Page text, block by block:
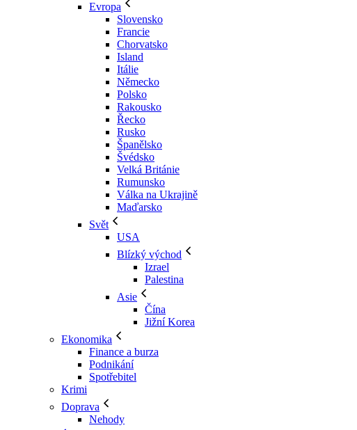
Evropa
Slovensko
Francie
Chorvatsko
Island
Itálie
Německo
Polsko
Rakousko
Řecko
Rusko
Španělsko
Švédsko
Velká Británie
Rumunsko
Válka na Ukrajině
Maďarsko
Svět
USA
Blízký východ
Izrael
Palestina
Asie
Čína
Jižní Korea
Ekonomika
Finance a burza
Podnikání
Spotřebitel
Krimi
Doprava
Nehody